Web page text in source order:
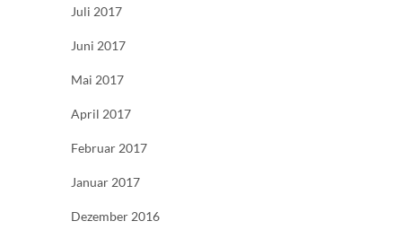
Juli 2017
Juni 2017
Mai 2017
April 2017
Februar 2017
Januar 2017
Dezember 2016